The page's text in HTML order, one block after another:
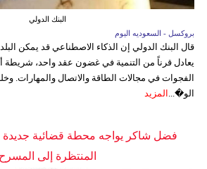
البنك الدولي
بروكسل - السعوديه اليوم
قال البنك الدولي إن الذكاء الاصطناعي قد يمكن
يعادل قرناً من التنمية في غضون عقد واحد،
الفجوات في مجالات الطاقة والاتصال والمهارات.
الو�... المزيد
فضل شاكر يواجه محطة قضائية جديدة
المنتظرة إلى المسرح